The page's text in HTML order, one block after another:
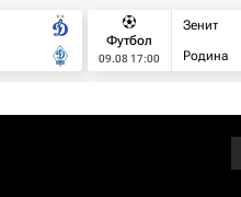
Футбол
09.08 17:00
Зенит
Родина